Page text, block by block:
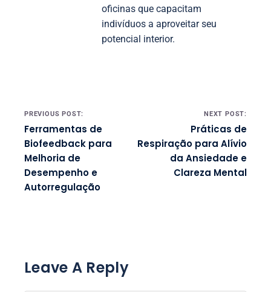
oficinas que capacitam
indivíduos a aproveitar seu
potencial interior.
Post navigation
PREVIOUS POST:
Ferramentas de
Biofeedback para
Melhoria de
Desempenho e
Autorregulação
NEXT POST:
Práticas de
Respiração para Alívio
da Ansiedade e
Clareza Mental
Leave A Reply